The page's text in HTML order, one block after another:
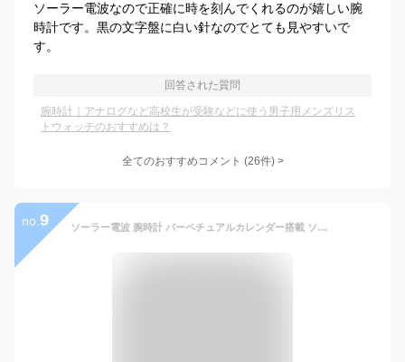
ソーラー電波なので正確に時を刻んでくれるのが嬉しい腕
時計です。黒の文字盤に白い針なのでとても見やすいで
す。
回答された質問
腕時計｜アナログなど高校生が受験などに使う男子用メンズリス
トウォッチのおすすめは？
全てのおすすめコメント (26件) >
no. 9 ソーラー電波 腕時計 パーペチュアルカレンダー搭載 ソーラー 電波 ワールドタイム 電波 ソーラー 電波時計 ソーラー充電 腕時計 メンズ 男性用 時計 ブランド 高級ブランド スーツ/ビジネス ギフト プレゼント アナログ 時計 男性用 送料無料